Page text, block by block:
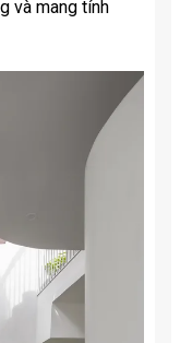
và mang tính